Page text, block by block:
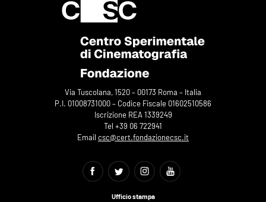
Via Tuscolana, 1520 – 00173 Roma – Italia
P.I. 01008731000 – Codice Fiscale 01602510586
Iscrizione REA 1339249
Tel +39 06 722941
Email csc@cert.fondazionecsc.it
Ufficio stampa